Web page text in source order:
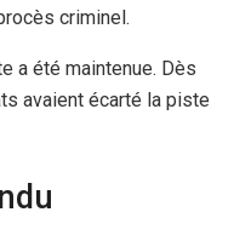
criminel.
a été maintenue. Dès
avaient écarté la piste